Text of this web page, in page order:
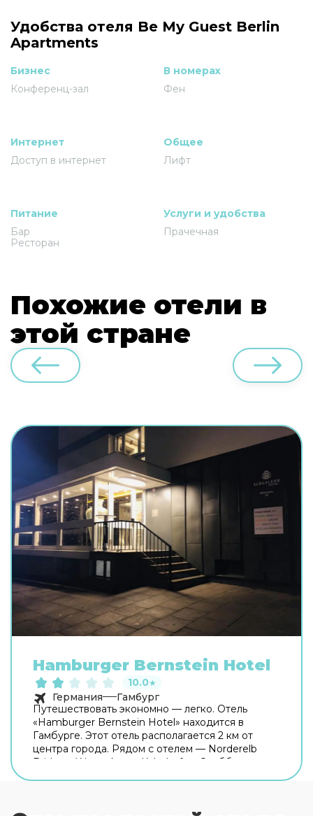
Удобства отеля Be My Guest Berlin
Apartments
Бизнес
Конференц-зал
В номерах
Фен
Интернет
Доступ в интернет
Общее
Лифт
Питание
Бар
Ресторан
Услуги и удобства
Прачечная
Похожие отели в
этой стране
Hamburger Bernstein Hotel
10.0★
Германия
Гамбург
Путешествовать экономно — легко. Отель
«Hamburger Bernstein Hotel» находится в
Гамбурге. Этот отель располагается 2 км от
центра города. Рядом с отелем — Norderelb
Bridges, Wasserkunst Kaltehofe и Эльббрюккен.